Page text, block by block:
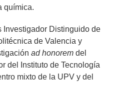
química.
Investigador Distinguido de
de Valencia y
ad honorem del
del Instituto de Tecnología
mixto de la UPV y del